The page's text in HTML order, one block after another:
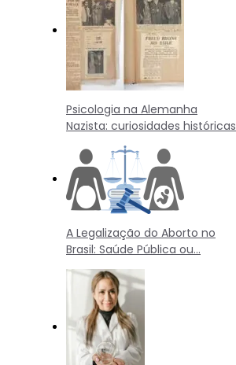
Psicologia na Alemanha
Nazista: curiosidades históricas
A Legalização do Aborto no
Brasil: Saúde Pública ou…